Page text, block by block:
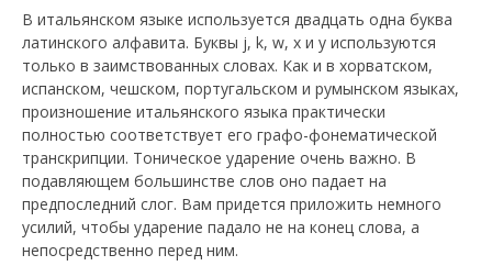
В итальянском языке используется двадцать одна буква
латинского алфавита. Буквы j, k, w, x и y используются
только в заимствованных словах. Как и в хорватском,
испанском, чешском, португальском и румынском языках,
произношение итальянского языка практически
полностью соответствует его графо-фонематической
транскрипции. Тоническое ударение очень важно. В
подавляющем большинстве слов оно падает на
предпоследний слог. Вам придется приложить немного
усилий, чтобы ударение падало не на конец слова, а
непосредственно перед ним.